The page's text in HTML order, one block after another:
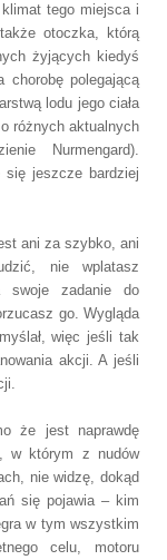
tego miejsca i
otoczka, którą
żyjących kiedyś
chorobę polegającą
lodu jego ciała
różnych aktualnych
Nurmengard).
się jeszcze bardziej
ani za szybko, ani
nie wplatasz
swoje zadanie do
go. Wygląda
więc jeśli tak
akcji. A jeśli
że jest naprawdę
w którym z nudów
nie widzę, dokąd
się pojawia – kim
w tym wszystkim
celu, motoru